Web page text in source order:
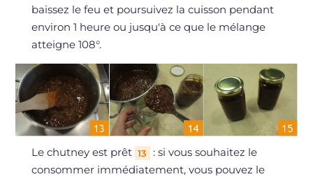
baissez le feu et poursuivez la cuisson pendant
environ 1 heure ou jusqu'à ce que le mélange
atteigne 108°.
Le chutney est prêt 13
: si vous souhaitez le
consommer immédiatement, vous pouvez le